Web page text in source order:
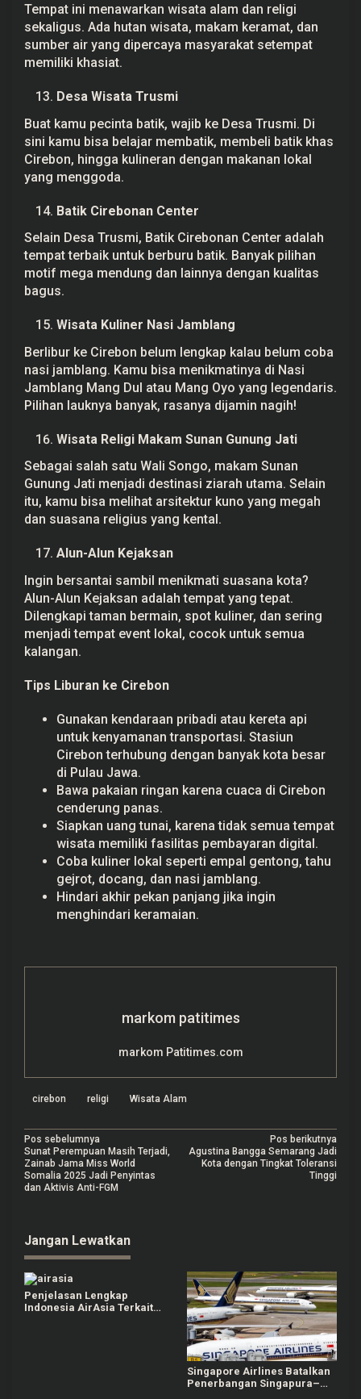
Tempat ini menawarkan wisata alam dan religi
sekaligus. Ada hutan wisata, makam keramat, dan
sumber air yang dipercaya masyarakat setempat
memiliki khasiat.
Desa Wisata Trusmi
Buat kamu pecinta batik, wajib ke Desa Trusmi. Di
sini kamu bisa belajar membatik, membeli batik khas
Cirebon, hingga kulineran dengan makanan lokal
yang menggoda.
Batik Cirebonan Center
Selain Desa Trusmi, Batik Cirebonan Center adalah
tempat terbaik untuk berburu batik. Banyak pilihan
motif mega mendung dan lainnya dengan kualitas
bagus.
Wisata Kuliner Nasi Jamblang
Berlibur ke Cirebon belum lengkap kalau belum coba
nasi jamblang. Kamu bisa menikmatinya di Nasi
Jamblang Mang Dul atau Mang Oyo yang legendaris.
Pilihan lauknya banyak, rasanya dijamin nagih!
Wisata Religi Makam Sunan Gunung Jati
Sebagai salah satu Wali Songo, makam Sunan
Gunung Jati menjadi destinasi ziarah utama. Selain
itu, kamu bisa melihat arsitektur kuno yang megah
dan suasana religius yang kental.
Alun-Alun Kejaksan
Ingin bersantai sambil menikmati suasana kota?
Alun-Alun Kejaksan adalah tempat yang tepat.
Dilengkapi taman bermain, spot kuliner, dan sering
menjadi tempat event lokal, cocok untuk semua
kalangan.
Tips Liburan ke Cirebon
Gunakan kendaraan pribadi atau kereta api
untuk kenyamanan transportasi. Stasiun
Cirebon terhubung dengan banyak kota besar
di Pulau Jawa.
Bawa pakaian ringan karena cuaca di Cirebon
cenderung panas.
Siapkan uang tunai, karena tidak semua tempat
wisata memiliki fasilitas pembayaran digital.
Coba kuliner lokal seperti empal gentong, tahu
gejrot, docang, dan nasi jamblang.
Hindari akhir pekan panjang jika ingin
menghindari keramaian.
markom patitimes
markom Patitimes.com
cirebon religi Wisata Alam
N
a
v
g
a
s
i
Pos sebelumnya
Sunat Perempuan Masih Terjadi,
Zainab Jama Miss World
Somalia 2025 Jadi Penyintas
dan Aktivis Anti-FGM
Pos berikutnya
Agustina Bangga Semarang Jadi
Kota dengan Tingkat Toleransi
Tinggi
Jangan Lewatkan
Penjelasan Lengkap
Indonesia AirAsia Terkait
Singapore Airlines Batalkan
Penerbangan Singapura–